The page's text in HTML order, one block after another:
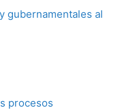
gubernamentales al
procesos